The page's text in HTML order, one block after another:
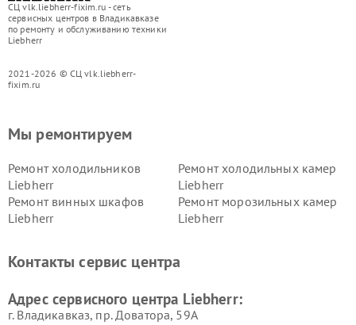
СЦ vlk.liebherr-fixim.ru - сеть
сервисных центров в Владикавказе
по ремонту и обслуживанию техники
Liebherr
2021-2026 © СЦ vlk.liebherr-
fixim.ru
Мы ремонтируем
Ремонт холодильников
Liebherr
Ремонт холодильных камер
Liebherr
Ремонт винных шкафов
Liebherr
Ремонт морозильных камер
Liebherr
Контакты сервис центра
Адрес сервисного центра Liebherr:
г. Владикавказ, пр. Доватора, 59А